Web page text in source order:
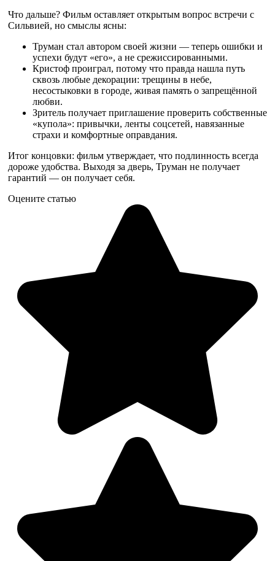
Что дальше? Фильм оставляет открытым вопрос встречи с
Сильвией, но смыслы ясны:
Труман стал автором своей жизни — теперь ошибки и
успехи будут «его», а не срежиссированными.
Кристоф проиграл, потому что правда нашла путь
сквозь любые декорации: трещины в небе,
несостыковки в городе, живая память о запрещённой
любви.
Зритель получает приглашение проверить собственные
«купола»: привычки, ленты соцсетей, навязанные
страхи и комфортные оправдания.
Итог концовки: фильм утверждает, что подлинность всегда
дороже удобства. Выходя за дверь, Труман не получает
гарантий — он получает себя.
Оцените статью